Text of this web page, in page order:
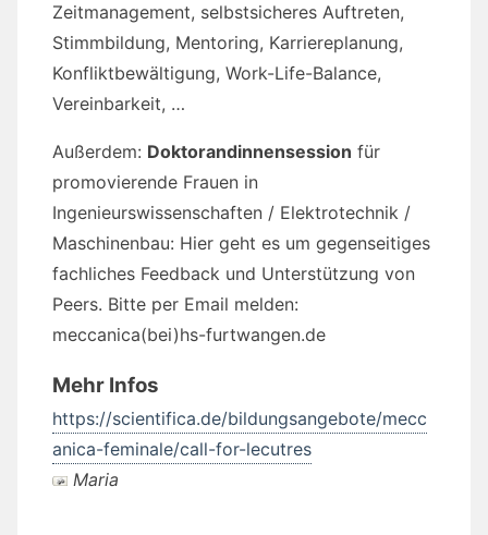
Zeitmanagement, selbstsicheres Auftreten,
Stimmbildung, Mentoring, Karriereplanung,
Konfliktbewältigung, Work-Life-Balance,
Vereinbarkeit, …
Außerdem: Doktorandinnensession für
promovierende Frauen in
Ingenieurswissenschaften / Elektrotechnik /
Maschinenbau: Hier geht es um gegenseitiges
fachliches Feedback und Unterstützung von
Peers. Bitte per Email melden:
meccanica(bei)hs-furtwangen.de
Mehr Infos
https://scientifica.de/bildungsangebote/mecc
anica-feminale/call-for-lecutres
Maria